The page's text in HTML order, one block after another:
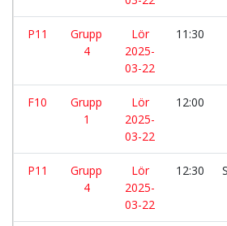
P11
Grupp
4
Lör
2025-
03-22
11:30
F10
Grupp
1
Lör
2025-
03-22
12:00
P11
Grupp
4
Lör
2025-
03-22
12:30